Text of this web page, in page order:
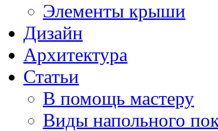
Элементы крыши
Дизайн
Архитектура
Статьи
В помощь мастеру
Виды напольного